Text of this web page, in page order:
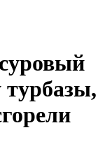
турбазы,